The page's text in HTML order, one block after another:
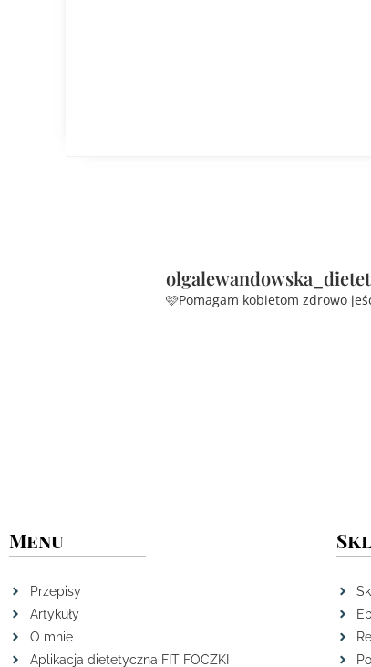
🩷Pomagam kobietom zdrowo
Menu
Przepisy
Artykuły
O mnie
Aplikacja dietetyczna FIT FOCZKI